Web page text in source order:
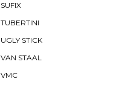
SUFIX
TUBERTINI
UGLY STICK
VAN STAAL
VMC